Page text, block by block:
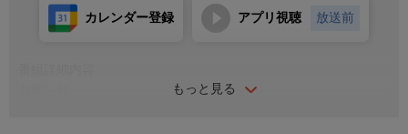
もっと見る
カレンダー登録 アプリ視聴 放送前